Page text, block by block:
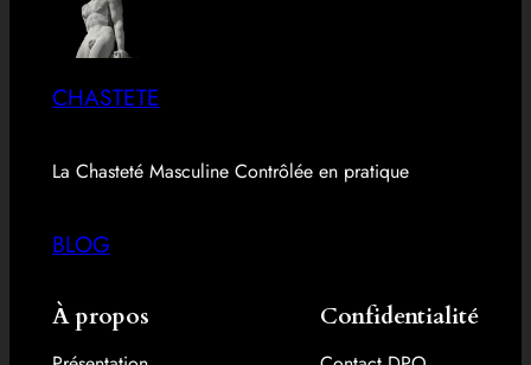
CHASTETE
La Chasteté Masculine Contrôlée en pratique
BLOG
À propos Confidentialité